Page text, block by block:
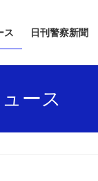
ス 日刊警察新聞
ース